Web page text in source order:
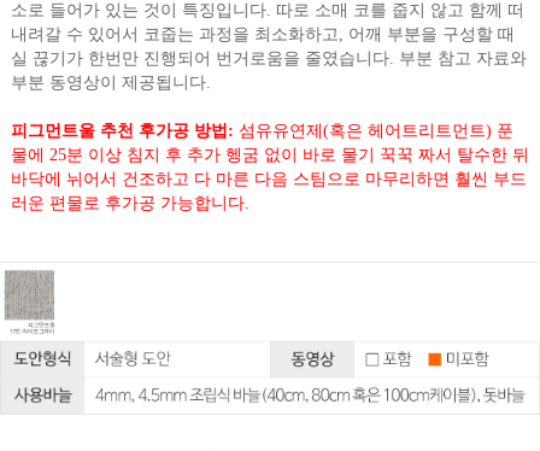
소로 들어가 있는 것이 특징입니다. 따로 소매 코를 줍지 않고 함께 떠
내려갈 수 있어서 코줍는 과정을 최소화하고, 어깨 부분을 구성할 때
실 끊기가 한번만 진행되어 번거로움을 줄였습니다. 부분 참고 자료와
부분 동영상이 제공됩니다.
피그먼트울 추천 후가공 방법: 섬유유연제(혹은 헤어트리트먼트) 푼
물에 25분 이상 침지 후 추가 헹굼 없이 바로 물기 꾹꾹 짜서 탈수한 뒤
바닥에 뉘어서 건조하고 다 마른 다음 스팀으로 마무리하면 훨씬 부드
러운 편물로 후가공 가능합니다.